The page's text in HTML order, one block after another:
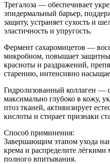
Трегалоза — обеспечивает
эпидермальный барьер,
защиту, устраняет сухость и
эластичность и упругость.
Фермент сахаромицетов —
микробиом, повышает
красноты и раздражений,
старению, интенсивно
Гидролизованный коллаген —
максимально глубоко в кожу,
птоз тканей, активизирует
кислоты и стирает признаки
Способ приминения:
Завершающим этапом ухода
крема и распределите
полного впитывания.